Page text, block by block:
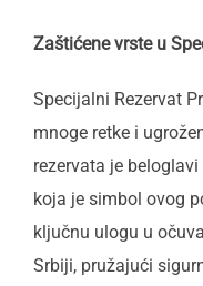
Zaštićene vrste u
Specijalni Rezervat
mnoge retke i
rezervata je
koja je simbol ovog
ključnu ulogu u
Srbiji, pružajući